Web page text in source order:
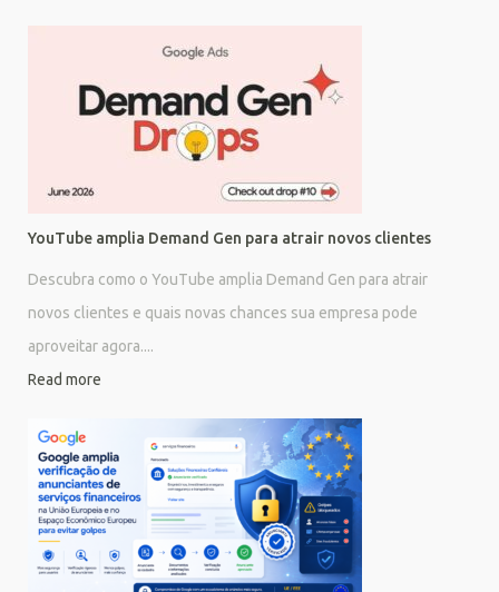
YouTube amplia Demand Gen para atrair novos clientes
Descubra como o YouTube amplia Demand Gen para atrair
novos clientes e quais novas chances sua empresa pode
aproveitar agora....
Read more